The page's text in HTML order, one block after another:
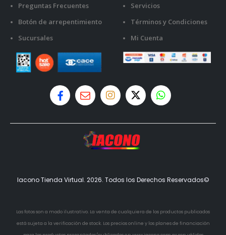
Preguntas Frecuentes
Botón de arrepentimiento
Sucursales
Servicios
Términos y Condiciones
Mi Cuenta
Iacono Tienda Virtual. 2026. Todos los Derechos Reservados©
Las fotos son a modo ilustrativo. La venta de cualquiera de los productos publicados
está sujeta a la verificación de stock. Los precios online y los planes de financiación